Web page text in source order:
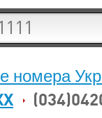
номера